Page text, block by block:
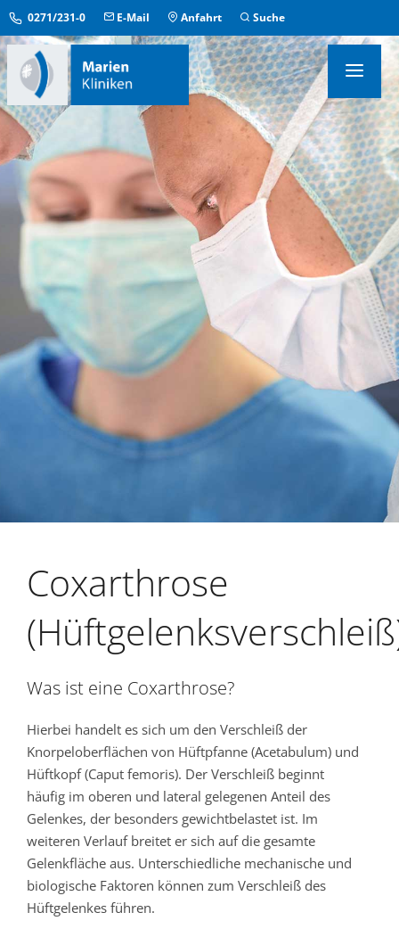
0271/231-0 E-Mail Anfahrt Suche
KLINIKEN & INSTITUTE
MEDIZINISCHE ZENTREN
ÜBERGREIFENDE EINRICHTUNGEN
PFLEGE & AUFENTHALT
KONTAKT & SERVICE
IM NOTFALL
Coxarthrose
Was ist eine Coxarthrose?
Hierbei handelt es sich um den Verschleiß der
Knorpeloberflächen von Hüftpfanne (Acetabulum) und
Hüftkopf (Caput femoris). Der Verschleiß beginnt
häufig im oberen und lateral gelegenen Anteil des
Gelenkes, der besonders gewichtbelastet ist. Im
weiteren Verlauf breitet er sich auf die gesamte
Gelenkfläche aus. Unterschiedliche mechanische und
biologische Faktoren können zum Verschleiß des
Hüftgelenkes führen.